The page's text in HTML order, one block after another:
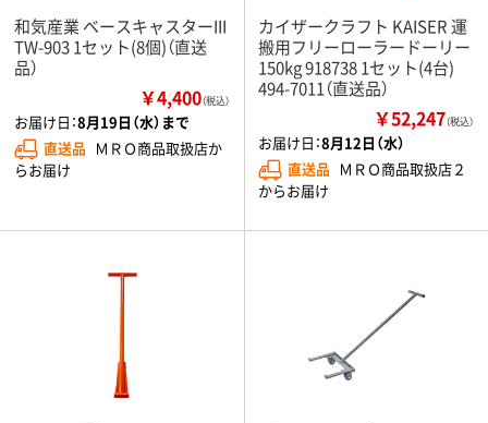
和気産業 ベースキャスターIII
TW-903 1セット(8個)（直送
品）
￥4,400（税込）
お届け日：8月19日（水）まで
直送品 ＭＲＯ商品取扱店か
らお届け
カイザークラフト KAISER 運
搬用フリーローラードーリー
150kg 918738 1セット(4台)
494-7011（直送品）
￥52,247（税込）
お届け日：8月12日（水）
直送品 ＭＲＯ商品取扱店２
からお届け